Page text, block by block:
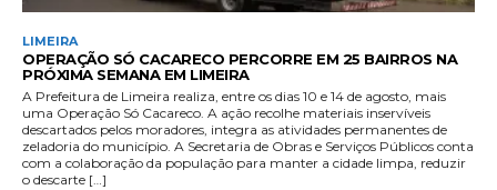
LIMEIRA
OPERAÇÃO SÓ CACARECO PERCORRE EM 25 BAIRROS NA
PRÓXIMA SEMANA EM LIMEIRA
A Prefeitura de Limeira realiza, entre os dias 10 e 14 de agosto, mais
uma Operação Só Cacareco. A ação recolhe materiais inservíveis
descartados pelos moradores, integra as atividades permanentes de
zeladoria do município. A Secretaria de Obras e Serviços Públicos conta
com a colaboração da população para manter a cidade limpa, reduzir
o descarte […]